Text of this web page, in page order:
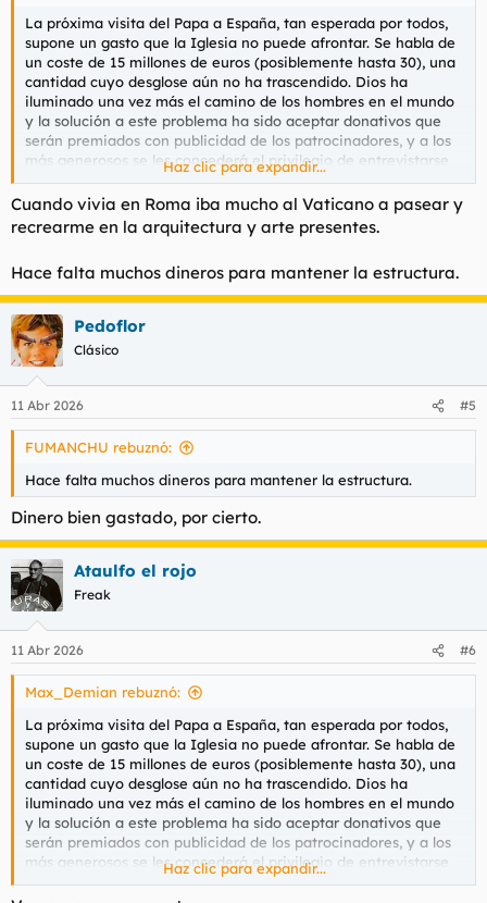
La próxima visita del Papa a España, tan esperada por todos,
supone un gasto que la Iglesia no puede afrontar. Se habla de
un coste de 15 millones de euros (posiblemente hasta 30), una
cantidad cuyo desglose aún no ha trascendido. Dios ha
iluminado una vez más el camino de los hombres en el mundo
y la solución a este problema ha sido aceptar donativos que
serán premiados con publicidad de los patrocinadores, y a los
más generosos se les concederá el privilegio de entrevistarse
con León. La duración de la entrevista variará en función de la
generosidad de cada uno, pero se advierte que el Papa va a
ser relojero y que, aunque no fuma y las instalaciones van a
ser razonablemente confortables, no se va a poder aparcar
Con lo que sobre se comprará una peluca mejor a Jesús de
Medinaceli (Madrid) y, si llega, una cabeza nueva a la Virgen
de la Macarena (Sevilla).
Benefactor
500.000 -
1.000.000 €
con el Papa,
encuentro de trabajo en el
oficial, deducciones fiscales.
250.000 -
500.000 €
Audiencia con benefactores (no
espacios reservados, uso del logo.
Patrocinador
Colaborador 10.000 €
Inclusión en directorio oficial de
Amigo
1.000 € Certificado oficial de contribución.
Haz clic para expandir...
Cuando vivia en Roma iba mucho al Vaticano a pasear y
recrearme en la arquitectura y arte presentes.
Hace falta muchos dineros para mantener la estructura.
Pedoflor
Clásico
11 Abr 2026 #5
FUMANCHU rebuznó:
Hace falta muchos dineros para mantener la estructura.
Dinero bien gastado, por cierto.
Ataulfo el rojo
Freak
11 Abr 2026 #6
Max_Demian rebuznó:
La próxima visita del Papa a España, tan esperada por todos,
supone un gasto que la Iglesia no puede afrontar. Se habla de
un coste de 15 millones de euros (posiblemente hasta 30), una
cantidad cuyo desglose aún no ha trascendido. Dios ha
iluminado una vez más el camino de los hombres en el mundo
y la solución a este problema ha sido aceptar donativos que
serán premiados con publicidad de los patrocinadores, y a los
más generosos se les concederá el privilegio de entrevistarse
con León. La duración de la entrevista variará en función de la
Haz clic para expandir...